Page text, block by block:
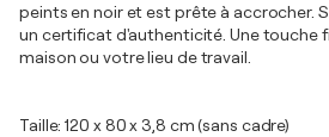
peints en noir et est prête à accrocher.
un certificat d'authenticité. Une touche
maison ou votre lieu de travail.
Taille: 120 x 80 x 3,8 cm (sans cadre)